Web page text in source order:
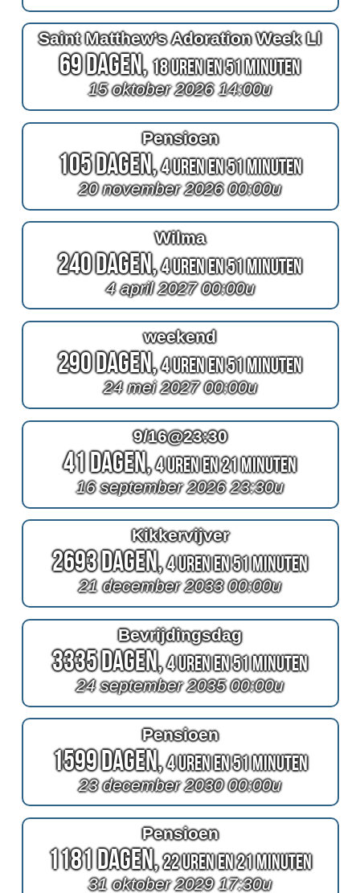
Saint Matthew's Adoration Week Ll
69 Dagen,18 Uren en 51 Minuten
15 oktober 2026 14:00u
Pensioen
105 Dagen,4 Uren en 51 Minuten
20 november 2026 00:00u
Wilma
240 Dagen,4 Uren en 51 Minuten
4 april 2027 00:00u
weekend
290 Dagen,4 Uren en 51 Minuten
24 mei 2027 00:00u
9/16@23:30
41 Dagen,4 Uren en 21 Minuten
16 september 2026 23:30u
Kikkervijver
2693 Dagen,4 Uren en 51 Minuten
21 december 2033 00:00u
Bevrijdingsdag
3335 Dagen,4 Uren en 51 Minuten
24 september 2035 00:00u
Pensioen
1599 Dagen,4 Uren en 51 Minuten
23 december 2030 00:00u
Pensioen
1181 Dagen,22 Uren en 21 Minuten
31 oktober 2029 17:30u